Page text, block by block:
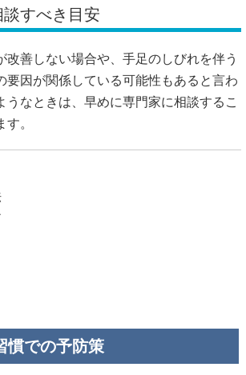
すべき目安
改善しない場合や、手足のしびれを伴う
要因が関係している可能性もあると言わ
うなときは、早めに専門家に相談するこ
。
慣での予防策